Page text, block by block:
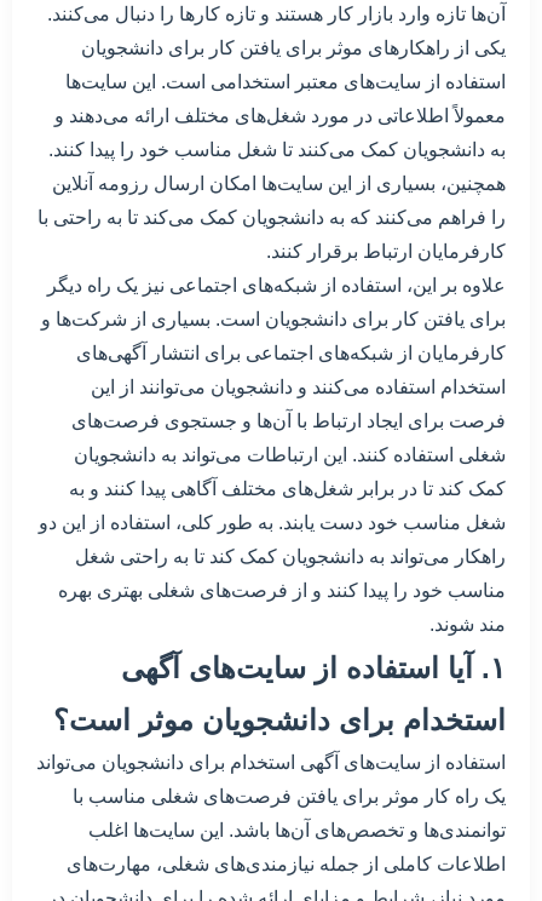
آن‌ها تازه وارد بازار کار هستند و تازه کارها را دنبال می‌کنند.
یکی از راهکارهای موثر برای یافتن کار برای دانشجویان
استفاده از سایت‌های معتبر استخدامی است. این سایت‌ها
معمولاً اطلاعاتی در مورد شغل‌های مختلف ارائه می‌دهند و
به دانشجویان کمک می‌کنند تا شغل مناسب خود را پیدا کنند.
همچنین، بسیاری از این سایت‌ها امکان ارسال رزومه آنلاین
را فراهم می‌کنند که به دانشجویان کمک می‌کند تا به راحتی با
کارفرمایان ارتباط برقرار کنند.
علاوه بر این، استفاده از شبکه‌های اجتماعی نیز یک راه دیگر
برای یافتن کار برای دانشجویان است. بسیاری از شرکت‌ها و
کارفرمایان از شبکه‌های اجتماعی برای انتشار آگهی‌های
استخدام استفاده می‌کنند و دانشجویان می‌توانند از این
فرصت برای ایجاد ارتباط با آن‌ها و جستجوی فرصت‌های
شغلی استفاده کنند. این ارتباطات می‌تواند به دانشجویان
کمک کند تا در برابر شغل‌های مختلف آگاهی پیدا کنند و به
شغل مناسب خود دست یابند. به طور کلی، استفاده از این دو
راهکار می‌تواند به دانشجویان کمک کند تا به راحتی شغل
مناسب خود را پیدا کنند و از فرصت‌های شغلی بهتری بهره
مند شوند.
۱. آیا استفاده از سایت‌های آگهی
استخدام برای دانشجویان موثر است؟
استفاده از سایت‌های آگهی استخدام برای دانشجویان می‌تواند
یک راه کار موثر برای یافتن فرصت‌های شغلی مناسب با
توانمندی‌ها و تخصص‌های آن‌ها باشد. این سایت‌ها اغلب
اطلاعات کاملی از جمله نیازمندی‌های شغلی، مهارت‌های